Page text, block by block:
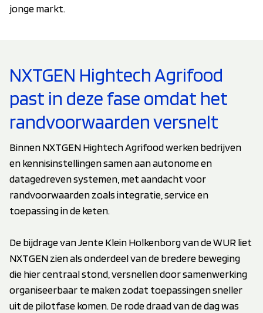
jonge markt.
NXTGEN Hightech Agrifood
past in deze fase omdat het
randvoorwaarden versnelt
Binnen NXTGEN Hightech Agrifood werken bedrijven
en kennisinstellingen samen aan autonome en
datagedreven systemen, met aandacht voor
randvoorwaarden zoals integratie, service en
toepassing in de keten.
De bijdrage van Jente Klein Holkenborg van de WUR liet
NXTGEN zien als onderdeel van de bredere beweging
die hier centraal stond, versnellen door samenwerking
organiseerbaar te maken zodat toepassingen sneller
uit de pilotfase komen. De rode draad van de dag was